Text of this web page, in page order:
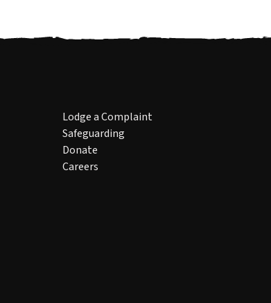
Lodge a Complaint
Safeguarding
Donate
Careers